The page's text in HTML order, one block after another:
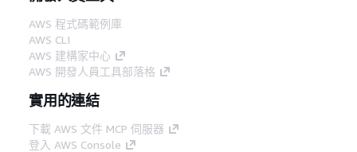
AWS 程式碼範例庫
AWS CLI
AWS 建構家中心
AWS 開發人員工具部落格
實用的連結
下載 AWS 文件 MCP 伺服器
登入 AWS Console